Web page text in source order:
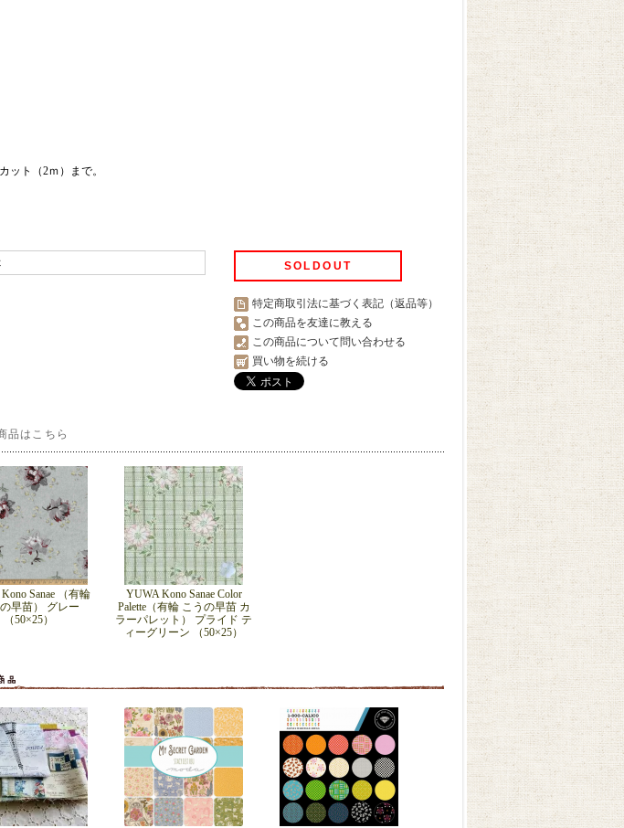
ット（2ｍ）まで。
SOLDOUT
特定商取引法に基づく表記（返品等）
この商品を友達に教える
この商品について問い合わせる
買い物を続ける
品はこちら
Sanae （有輪
早苗） グレー
（50×25）
YUWA Kono Sanae Color
Palette（有輪 こうの早苗 カ
ラーパレット） プライド テ
ィーグリーン （50×25）